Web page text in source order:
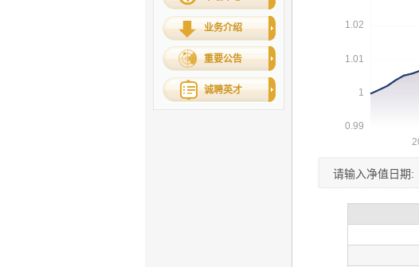
业务介绍
重要公告
诚聘英才
请输入净值日期: